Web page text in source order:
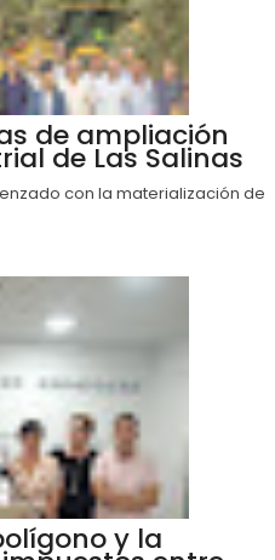
de ampliación
de Las Salinas
con la materialización de
y la